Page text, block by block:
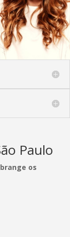
Paulo
os